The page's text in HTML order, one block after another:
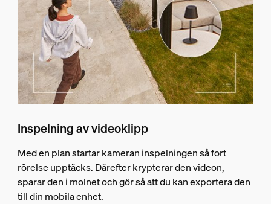
Inspelning av videoklipp
Med en plan startar kameran inspelningen så fort
rörelse upptäcks. Därefter krypterar den videon,
sparar den i molnet och gör så att du kan exportera den
till din mobila enhet.